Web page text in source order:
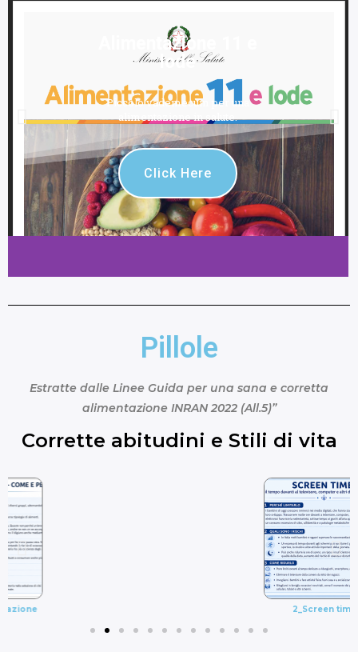
Alimentazione 11 e
lode
Piccolo vademecum per una
alimentazione in salute.
Click Here
Pillole
Estratte dalle Linee Guida per una sana e corretta
alimentazione INRAN 2022 (All.5)”
Corrette abitudini e Stili di vita